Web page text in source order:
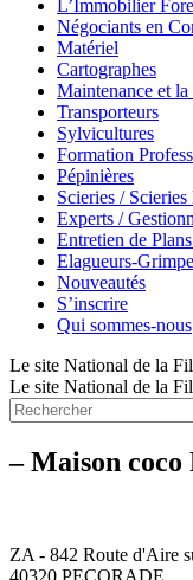
L’Immobilier
Négociants en
Matériel
Cartographes
Maintenance et
Transporteurs
Sylvicultures
Formation
Pépinières
Scieries /
Experts /
Entretien de
Elagueurs-
Nouveautés
S’inscrire
Qui sommes-nous
Le site National de la
Le site National de la
– Maison coco
ZA - 842 Route d'Aire
40320 PECORADE